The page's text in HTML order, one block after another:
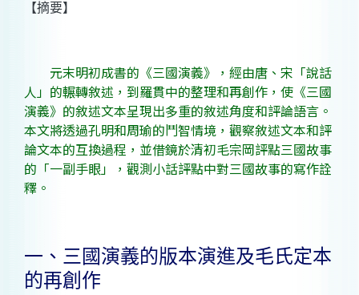
【摘要】
元末明初成書的《三國演義》，經由唐、宋「說話
人」的輾轉敘述，到羅貫中的整理和再創作，使《三國
演義》的敘述文本呈現出多重的敘述角度和評論語言 。
本文將透過孔明和周瑜的鬥智情境，觀察敘述文本和評
論文本的互換過程，並借鏡於清初毛宗岡評點三國故事
的「一副手眼」，觀測小話評點中對三國故事的寫作詮
釋。
一、 三國演義的版本演進及毛氏定本
的再創作